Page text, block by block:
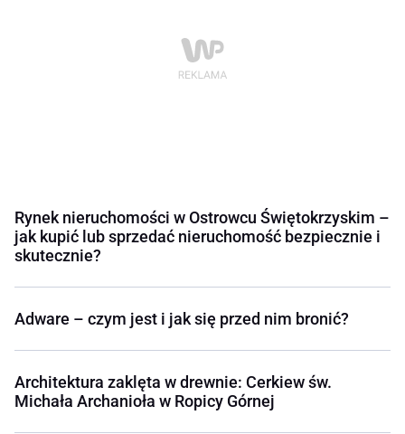
Rynek nieruchomości w Ostrowcu Świętokrzyskim –
jak kupić lub sprzedać nieruchomość bezpiecznie i
skutecznie?
Adware – czym jest i jak się przed nim bronić?
Architektura zaklęta w drewnie: Cerkiew św.
Michała Archanioła w Ropicy Górnej